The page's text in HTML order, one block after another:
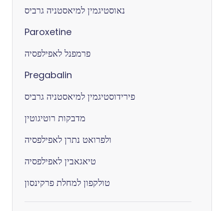
נאוסטיגמין למיאסטניה גרביס
Paroxetine
פרמפנל לאפילפסיה
Pregabalin
פירידוסטיגמין למיאסטניה גרביס
מדבקות רוטיגוטין
ולפרואט נתרן לאפילפסיה
טיאגאבין לאפילפסיה
טולקפון למחלת פרקינסון